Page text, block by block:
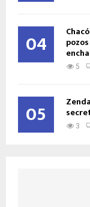
04
5
05 3